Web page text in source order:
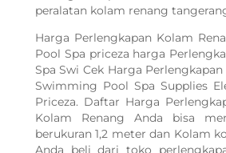
peralatan kolam renang
Harga Perlengkapan Kolam
Pool Spa priceza harga
Spa Swi Cek Harga
Swimming Pool Spa Supplies
Priceza. Daftar Harga
Kolam Renang Anda bisa
berukuran 1,2 meter dan Kolam
Anda beli dari toko